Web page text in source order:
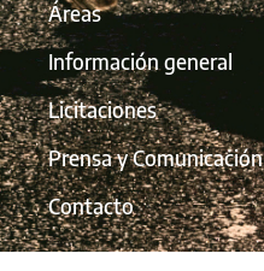
Áreas
Información general
Licitaciones
Prensa y Comunicación
Contacto